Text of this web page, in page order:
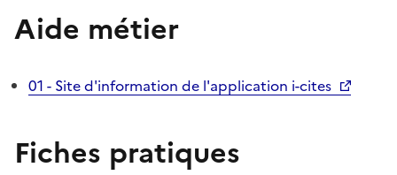
Aide métier
01 - Site d'information de l'application i-cites
Fiches pratiques